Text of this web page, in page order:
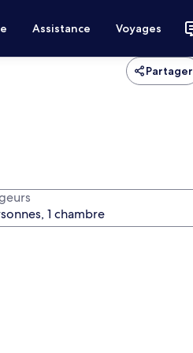
Assistance Voyages
Partager